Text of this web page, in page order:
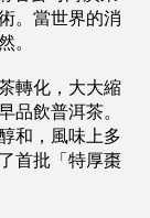
。當世界的消
。
轉化，大大縮
品飲普洱茶。
和，風味上多
首批「特厚棗